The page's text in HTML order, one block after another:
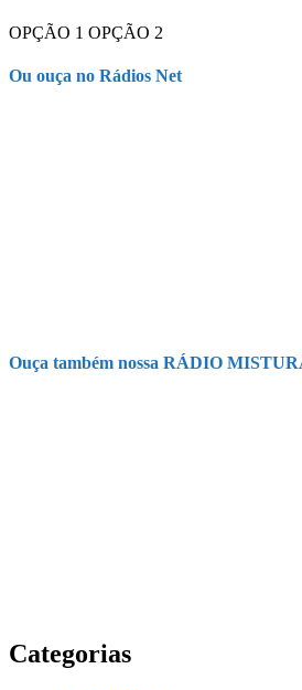
OPÇÃO 1 OPÇÃO 2
Ou ouça no Rádios Net
Ouça também nossa RÁDIO
Categorias